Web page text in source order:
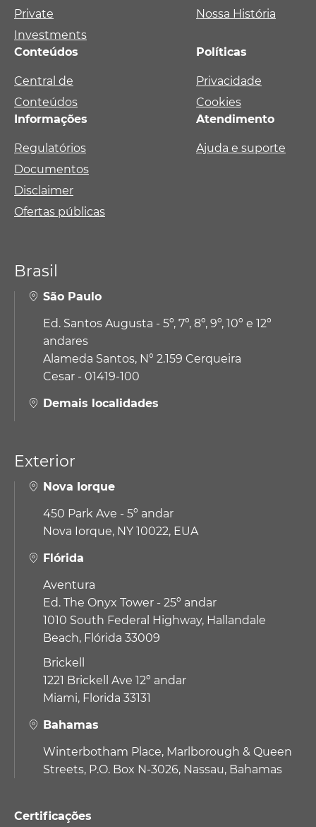
Private
Investments
Nossa História
Conteúdos
Central de
Conteúdos
Políticas
Privacidade
Cookies
Informações
Regulatórios
Documentos
Disclaimer
Ofertas públicas
Atendimento
Ajuda e suporte
Brasil
São Paulo
Ed. Santos Augusta - 5º, 7º, 8º, 9º, 10º e 12º
andares
Alameda Santos, N° 2.159 Cerqueira
Cesar - 01419-100
Demais localidades
Exterior
Nova Iorque
450 Park Ave - 5º andar
Nova Iorque, NY 10022, EUA
Flórida
Aventura
Ed. The Onyx Tower - 25º andar
1010 South Federal Highway, Hallandale
Beach, Flórida 33009
Brickell
1221 Brickell Ave 12º andar
Miami, Florida 33131
Bahamas
Winterbotham Place, Marlborough & Queen
Streets, P.O. Box N-3026, Nassau, Bahamas
Certificações